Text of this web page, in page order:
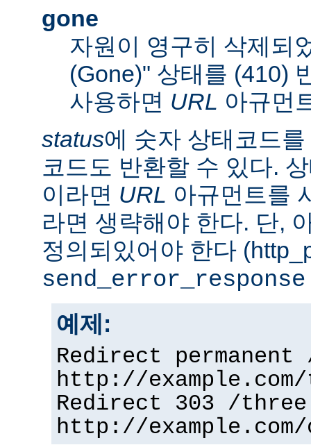
gone
자원이 영구히 삭제되
(Gone)" 상태를 (410)
사용하면 URL 아규먼
status에 숫자 상태코드
코드도 반환할 수 있다.
이라면 URL 아규먼트를
라면 생략해야 한다. 단,
정의되있어야 한다
send_error_response
예제:
Redirect permanent
http://example.com/
Redirect 303 /three
http://